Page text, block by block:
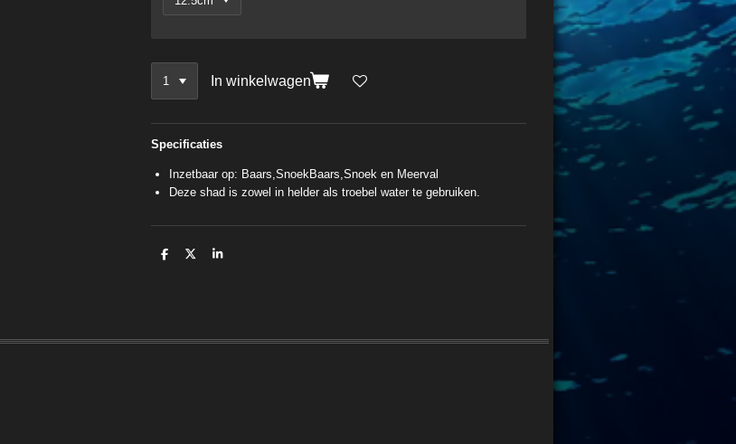
In winkelwagen
Specificaties
Inzetbaar op: Baars,SnoekBaars,Snoek en Meerval
Deze shad is zowel in helder als troebel water te gebruiken.
D
D
S